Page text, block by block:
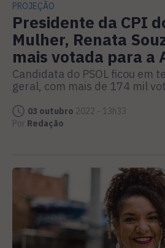
PROJEÇÃO
Presidente da CPI
Mulher, Renata
mais votada para a
Candidata do PSOL ficou em
geral, com mais de 174 mil
03 outubro 2022 - 13h33
Por Redação